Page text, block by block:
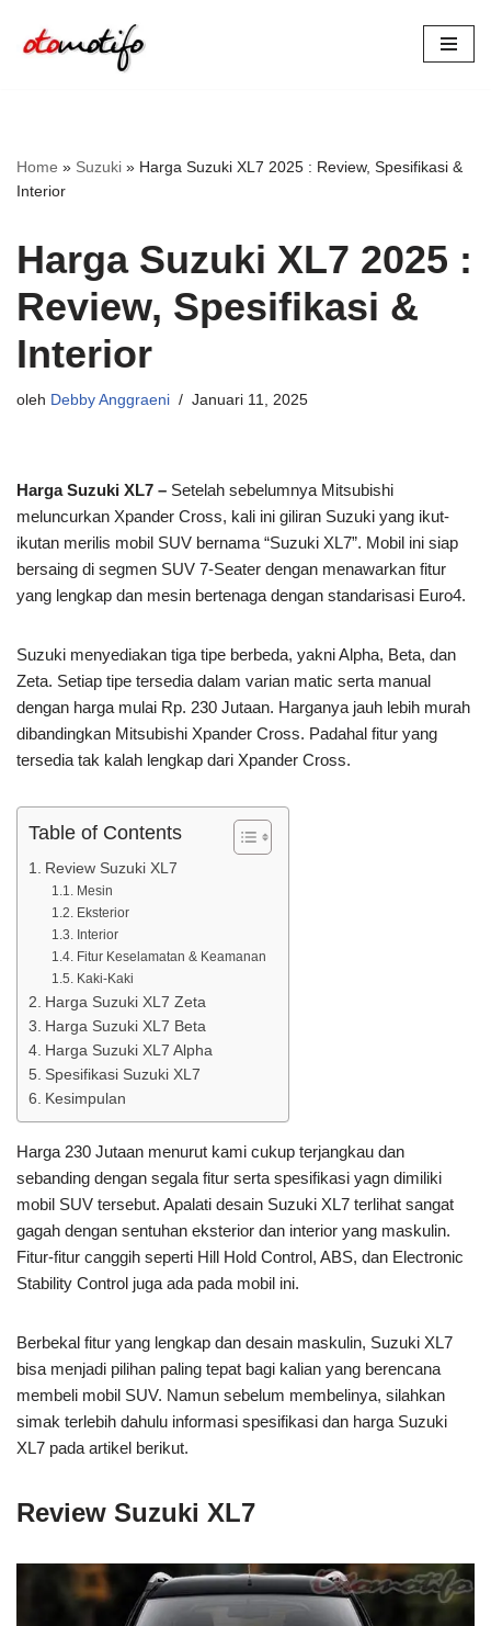
Lompat
Home » Suzuki » Harga Suzuki XL7 2025 : Review, Spesifikasi &
Interior
Harga Suzuki XL7 2025 :
Review, Spesifikasi &
Interior
oleh Debby Anggraeni Januari 11, 2025
Harga Suzuki XL7 – Setelah sebelumnya Mitsubishi
meluncurkan Xpander Cross, kali ini giliran Suzuki yang ikut-
ikutan merilis mobil SUV bernama “Suzuki XL7”. Mobil ini siap
bersaing di segmen SUV 7-Seater dengan menawarkan fitur
yang lengkap dan mesin bertenaga dengan standarisasi Euro4.
Suzuki menyediakan tiga tipe berbeda, yakni Alpha, Beta, dan
Zeta. Setiap tipe tersedia dalam varian matic serta manual
dengan harga mulai Rp. 230 Jutaan. Harganya jauh lebih murah
dibandingkan Mitsubishi Xpander Cross. Padahal fitur yang
tersedia tak kalah lengkap dari Xpander Cross.
Table of Contents
Review Suzuki XL7
Mesin
Eksterior
Interior
Fitur Keselamatan & Keamanan
Kaki-Kaki
Harga Suzuki XL7 Zeta
Harga Suzuki XL7 Beta
Harga Suzuki XL7 Alpha
Spesifikasi Suzuki XL7
Kesimpulan
Harga 230 Jutaan menurut kami cukup terjangkau dan
sebanding dengan segala fitur serta spesifikasi yagn dimiliki
mobil SUV tersebut. Apalati desain Suzuki XL7 terlihat sangat
gagah dengan sentuhan eksterior dan interior yang maskulin.
Fitur-fitur canggih seperti Hill Hold Control, ABS, dan Electronic
Stability Control juga ada pada mobil ini.
Berbekal fitur yang lengkap dan desain maskulin, Suzuki XL7
bisa menjadi pilihan paling tepat bagi kalian yang berencana
membeli mobil SUV. Namun sebelum membelinya, silahkan
simak terlebih dahulu informasi spesifikasi dan harga Suzuki
XL7 pada artikel berikut.
Review Suzuki XL7